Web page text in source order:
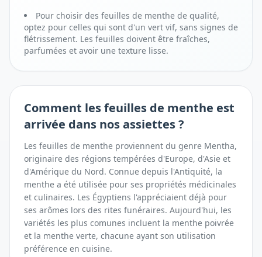
Pour choisir des feuilles de menthe de qualité,
optez pour celles qui sont d'un vert vif, sans signes de
flétrissement. Les feuilles doivent être fraîches,
parfumées et avoir une texture lisse.
Comment les feuilles de menthe est
arrivée dans nos assiettes ?
Les feuilles de menthe proviennent du genre Mentha,
originaire des régions tempérées d'Europe, d'Asie et
d'Amérique du Nord. Connue depuis l'Antiquité, la
menthe a été utilisée pour ses propriétés médicinales
et culinaires. Les Égyptiens l'appréciaient déjà pour
ses arômes lors des rites funéraires. Aujourd'hui, les
variétés les plus comunes incluent la menthe poivrée
et la menthe verte, chacune ayant son utilisation
préférence en cuisine.